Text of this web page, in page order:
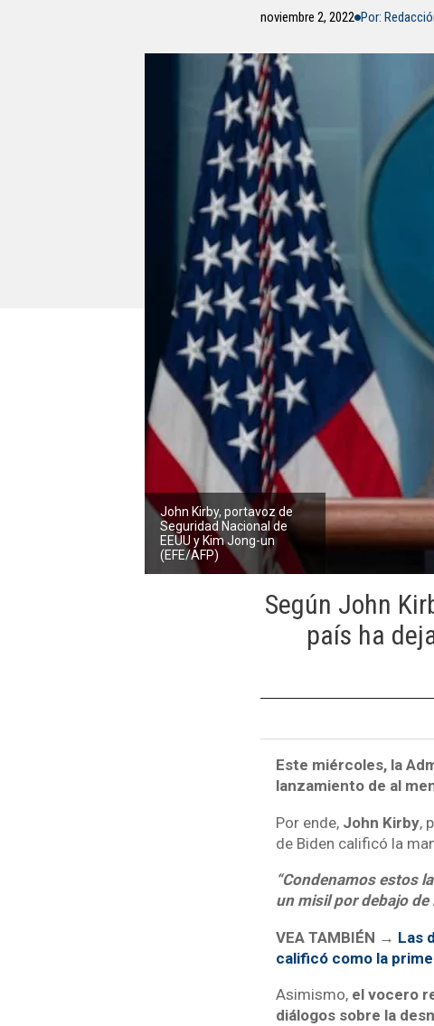
noviembre 2, 2022 Por:
John Kirby, portavoz de
Seguridad Nacional de
EEUU y Kim Jong-un
(EFE/AFP)
Según John
país ha
Este miércoles, la
lanzamiento de al
Por ende, John Kirby,
de Biden calificó la
“Condenamos estos
un misil por debajo
VEA TAMBIÉN → Las
calificó como la
Asimismo,el vocero
diálogos sobre la